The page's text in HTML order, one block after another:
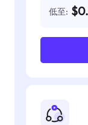
低至: